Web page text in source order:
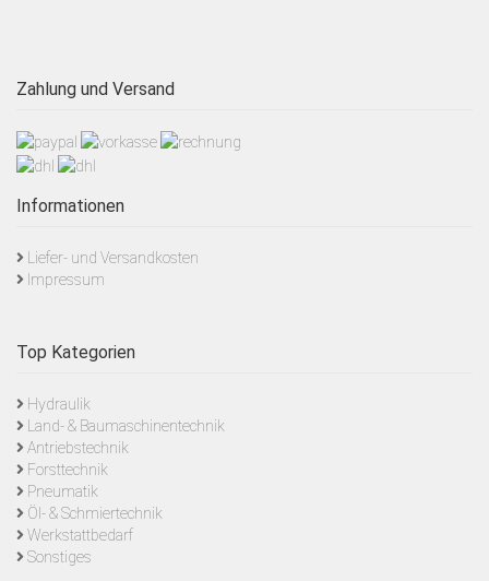
Zahlung und Versand
Informationen
Liefer- und Versandkosten
Impressum
Top Kategorien
Hydraulik
Land- & Baumaschinentechnik
Antriebstechnik
Forsttechnik
Pneumatik
Öl- & Schmiertechnik
Werkstattbedarf
Sonstiges